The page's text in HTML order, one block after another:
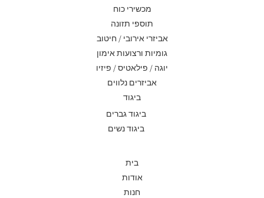
מכשירי כוח
תוספי תזונה
אביזרי אירובי / חיטוב
גומיות ורצועות אימון
יוגה / פילאטיס / פיזיו
אביזרים נלווים
ביגוד
ביגוד גברים
ביגוד נשים
בית
אודות
חנות